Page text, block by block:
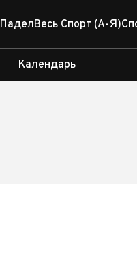
ПаделВесь Спорт (А-Я)
Календарь